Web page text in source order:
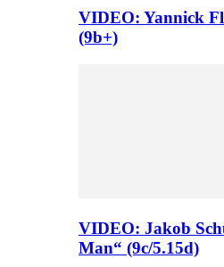
VIDEO: Yannick
(9b+)
VIDEO: Jakob
Man“ (9c/5.15d)